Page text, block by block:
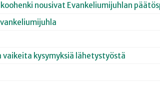
nousivat Evankeliumijuhlan
kysymyksiä lähetystyöstä